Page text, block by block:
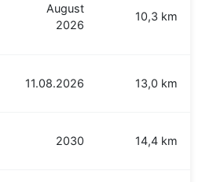
August
2026
10,3 km
11.08.2026 13,0 km
2030 14,4 km